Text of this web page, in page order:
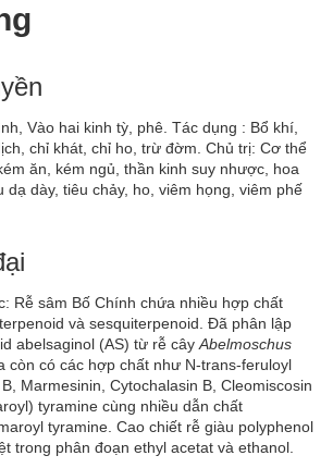
Vào hai kinh tỳ, phê. Tác dụng : Bổ khí,
chỉ khát, chỉ ho, trừ đờm. Chủ trị: Cơ thể
ăn, kém ngủ, thần kinh suy nhược, hoa
dạ dày, tiêu chảy, ho, viêm họng, viêm phế
Rễ sâm Bố Chính chứa nhiều hợp chất
và sesquiterpenoid. Đã phân lập
abelsaginol (AS) từ rễ cây Abelmoschus
còn có các hợp chất như N-trans-feruloyl
Marmesinin, Cytochalasin B, Cleomiscosin
tyramine cùng nhiều dẫn chất
tyramine. Cao chiết rễ giàu polyphenol
trong phân đoạn ethyl acetat và ethanol.